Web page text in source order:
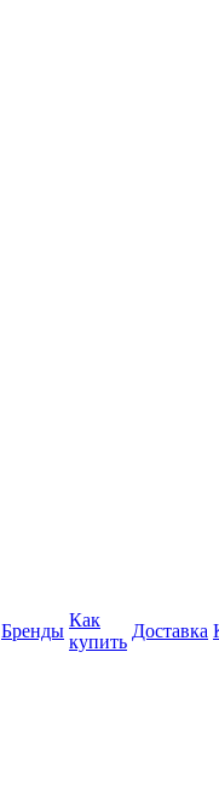
Бренды
Как
купить
Доставка